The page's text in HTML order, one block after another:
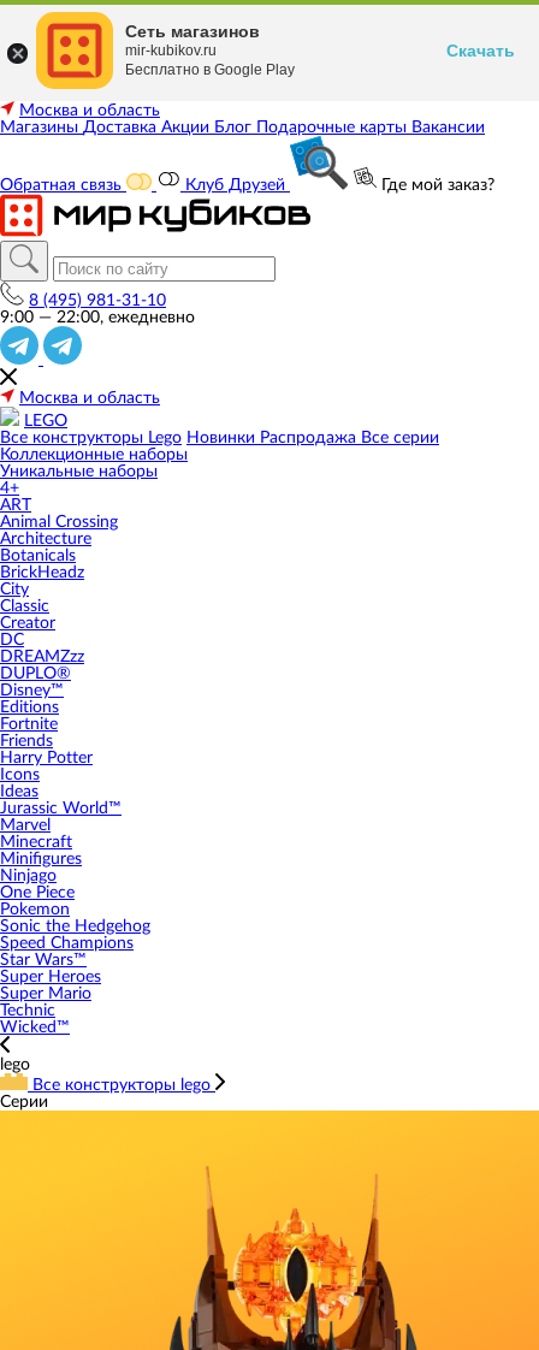
Москва и область
Магазины Доставка Акции Блог Подарочные карты Вакансии
Обратная связь Клуб Друзей Где мой заказ?
8 (495) 981-31-10
9:00 — 22:00, ежедневно
Москва и область
LEGO
Все конструкторы Lego Новинки Распродажа Все серии
Коллекционные наборы
Уникальные наборы
4+
ART
Animal Crossing
Architecture
Botanicals
BrickHeadz
City
Classic
Creator
DC
DREAMZzz
DUPLO®
Disney™
Editions
Fortnite
Friends
Harry Potter
Icons
Ideas
Jurassic World™
Marvel
Minecraft
Minifigures
Ninjago
One Piece
Pokemon
Sonic the Hedgehog
Speed Champions
Star Wars™
Super Heroes
Super Mario
Technic
Wicked™
lego
Все конструкторы lego
Серии
Сеть магазинов
mir-kubikov.ru
Бесплатно в Google Play
Скачать